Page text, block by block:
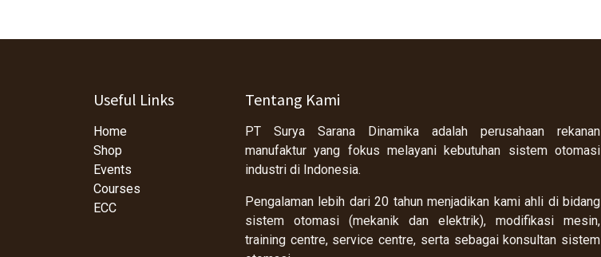
Useful Links
Home
Shop
Events
Courses
ECC
Tentang Kami
PT Surya Sarana Dinamika adalah perusahaan rekanan
manufaktur yang fokus melayani kebutuhan sistem otomasi
industri di Indonesia.
Pengalaman lebih dari 20 tahun menjadikan kami ahli di bidang
sistem otomasi (mekanik dan elektrik), modifikasi mesin,
training centre, service centre, serta sebagai konsultan sistem